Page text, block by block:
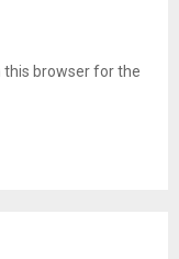
this browser for the